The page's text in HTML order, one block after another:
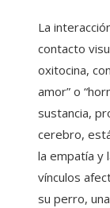
La
contacto
oxitocina,
amor” o
sustancia,
cerebro,
la empatía y
vínculos
su perro,